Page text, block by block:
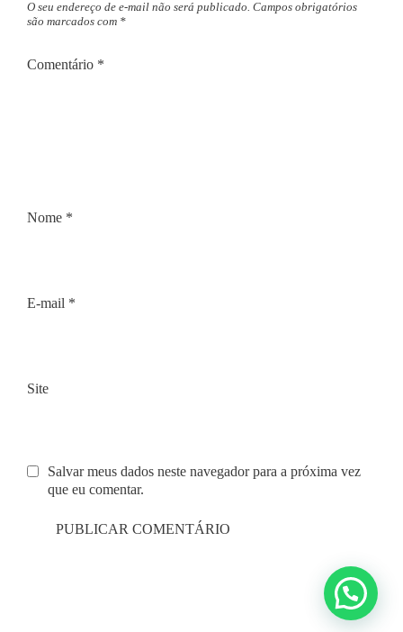
O seu endereço de e-mail não será publicado. Campos obrigatórios
são marcados com *
Comentário *
Nome *
E-mail *
Site
Salvar meus dados neste navegador para a próxima vez
que eu comentar.